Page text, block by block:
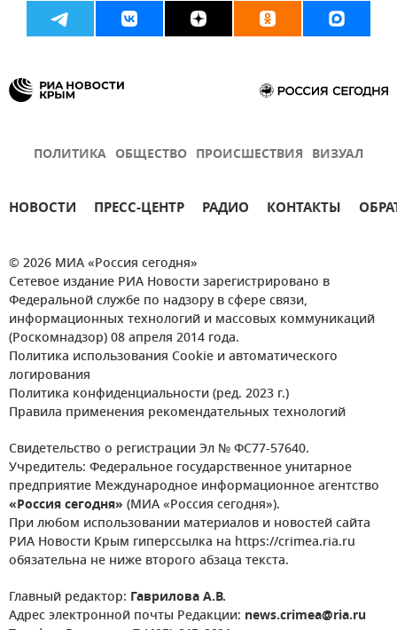
ПОЛИТИКА ОБЩЕСТВО ПРОИСШЕСТВИЯ ВИЗУАЛ
НОВОСТИ ПРЕСС-ЦЕНТР РАДИО КОНТАКТЫ
© 2026 МИА «Россия сегодня»
Сетевое издание РИА Новости зарегистрировано в
Федеральной службе по надзору в сфере связи,
информационных технологий и массовых коммуникаций
(Роскомнадзор) 08 апреля 2014 года.
Политика использования Cookie и автоматического
логирования
Политика конфиденциальности (ред. 2023 г.)
Правила применения рекомендательных технологий
Свидетельство о регистрации Эл № ФС77-57640.
Учредитель: Федеральное государственное унитарное
предприятие Международное информационное агентство
«Россия сегодня» (МИА «Россия сегодня»).
При любом использовании материалов и новостей сайта
РИА Новости Крым гиперссылка на https://crimea.ria.ru
обязательна не ниже второго абзаца текста.
Главный редактор: Гаврилова А.В.
Адрес электронной почты Редакции: news.crimea@ria.ru